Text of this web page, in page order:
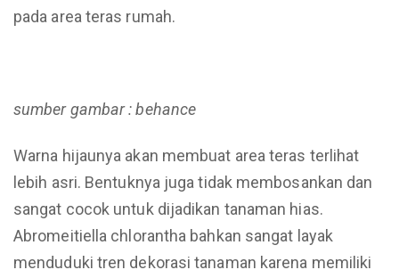
pada area teras rumah.
sumber gambar : behance
Warna hijaunya akan membuat area teras terlihat
lebih asri. Bentuknya juga tidak membosankan dan
sangat cocok untuk dijadikan tanaman hias.
Abromeitiella chlorantha bahkan sangat layak
menduduki tren dekorasi tanaman karena memiliki